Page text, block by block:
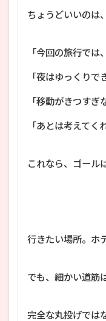
ちょうどいいのは
「今回の旅行では
「夜はゆっくりで
「移動がきつすぎ
「あとは考えてく
これなら、ゴール
行きたい場所。ホ
でも、細かい道筋
完全な丸投げでは